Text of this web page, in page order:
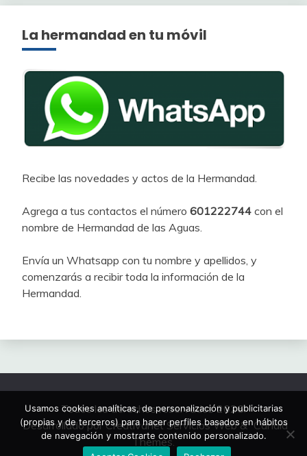
La hermandad en tu móvil
Recibe las novedades y actos de la Hermandad.
Agrega a tus contactos el número 601222744 con el
nombre de Hermandad de las Aguas.
Envía un Whatsapp con tu nombre y apellidos, y
comenzarás a recibir toda la información de la
Hermandad.
Todos los derechos reservados 2026.
Desarrollado por Creativanet Servicios Web& Candid
Themes.
Usamos cookies analíticas, de personalización y publicitarias
(propias y de terceros) para hacer perfiles basados en hábitos
de navegación y mostrarte contenido personalizado.